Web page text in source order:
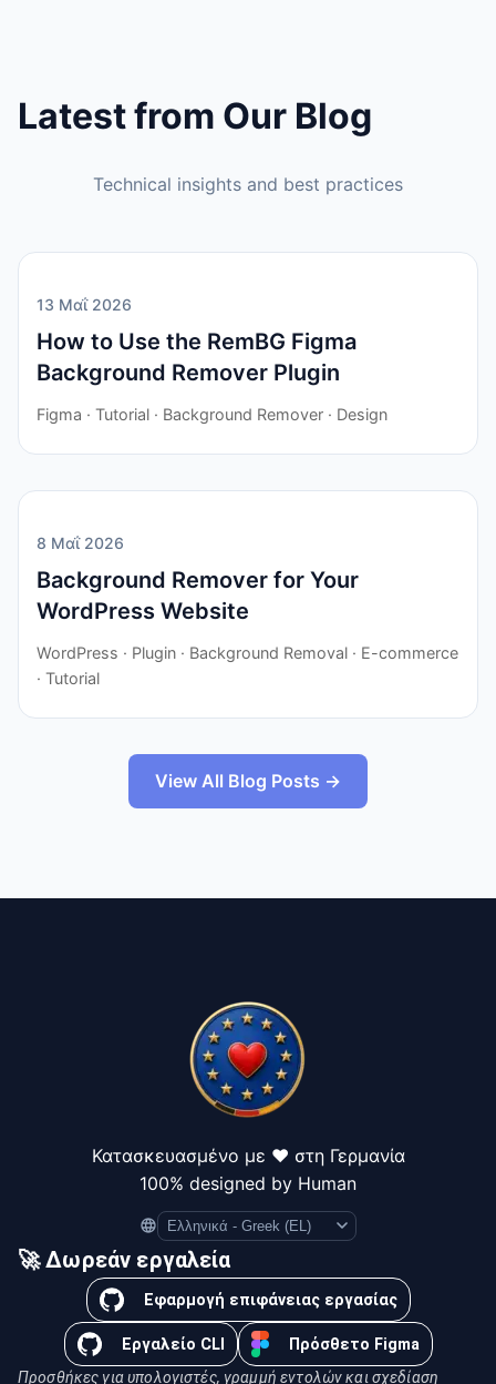
Latest from Our Blog
Technical insights and best practices
13 Μαΐ 2026
How to Use the RemBG Figma
Background Remover Plugin
Figma · Tutorial · Background Remover · Design
8 Μαΐ 2026
Background Remover for Your
WordPress Website
WordPress · Plugin · Background Removal · E-commerce
· Tutorial
View All Blog Posts →
Κατασκευασμένο με ❤️ στη Γερμανία
100% designed by Human
Language
🚀 Δωρεάν εργαλεία
Εφαρμογή επιφάνειας εργασίας
Εργαλείο CLI Πρόσθετο Figma
Προσθήκες για υπολογιστές, γραμμή εντολών και σχεδίαση